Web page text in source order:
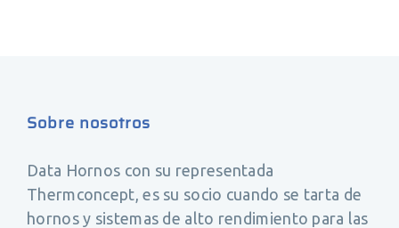
Sobre nosotros
Data Hornos con su representada
Thermconcept, es su socio cuando se tarta de
hornos y sistemas de alto rendimiento para las